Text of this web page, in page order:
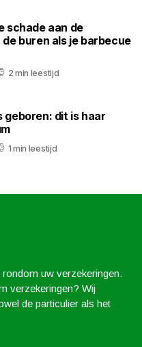
schade aan de
buren als je barbecue
2 min leestijd
geboren: dit is haar
1 min leestijd
uw verzekeringen.
verzekeringen? Wij
de particulier als het